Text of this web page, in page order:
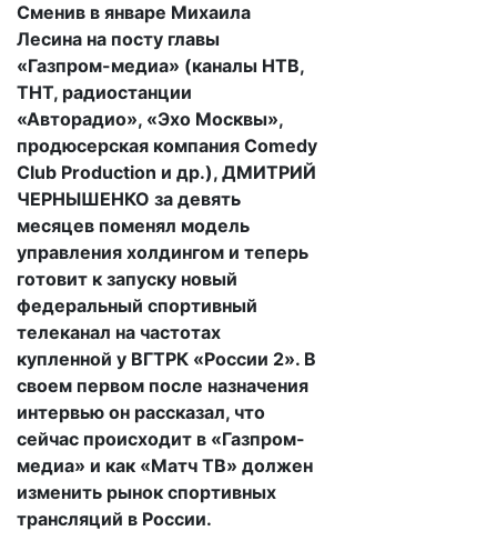
Сменив в январе Михаила
Лесина на посту главы
«Газпром-медиа» (каналы НТВ,
ТНТ, радиостанции
«Авторадио», «Эхо Москвы»,
продюсерская компания Comedy
Club Production и др.), ДМИТРИЙ
ЧЕРНЫШЕНКО за девять
месяцев поменял модель
управления холдингом и теперь
готовит к запуску новый
федеральный спортивный
телеканал на частотах
купленной у ВГТРК «России 2». В
своем первом после назначения
интервью он рассказал, что
сейчас происходит в «Газпром-
медиа» и как «Матч ТВ» должен
изменить рынок спортивных
трансляций в России.